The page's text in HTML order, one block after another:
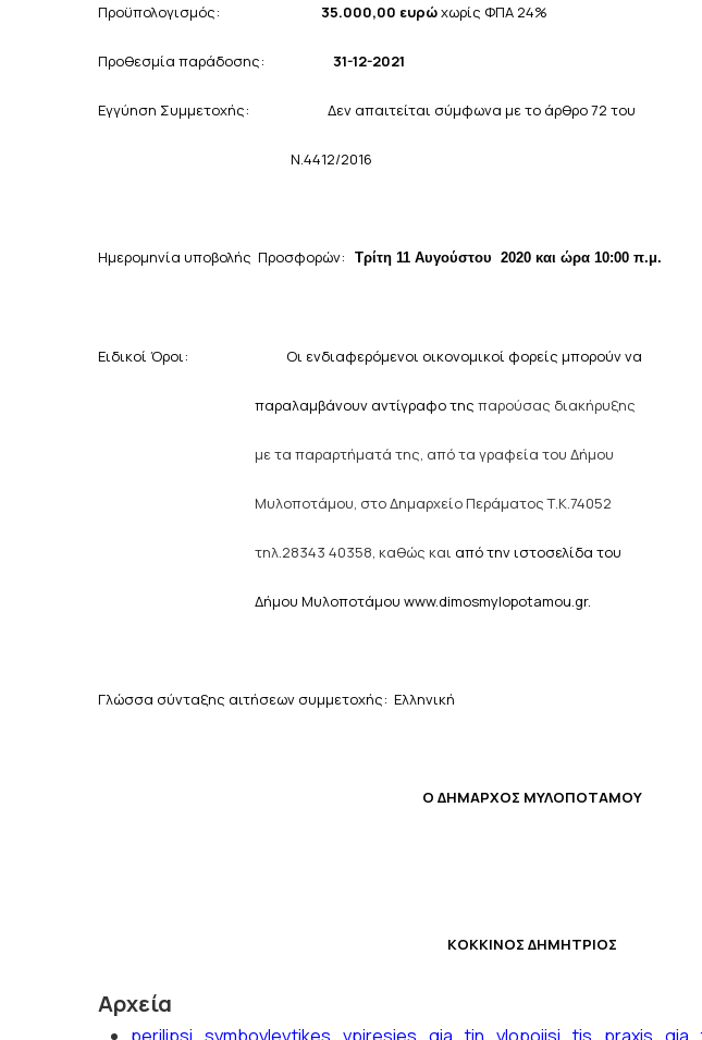
Προϋπολογισμός: 35.000,00 ευρώχωρίς ΦΠΑ 24%
Προθεσμία παράδοσης: 31-12-2021
Εγγύηση Συμμετοχής: Δεν απαιτείται σύμφωνα με το άρθρο 72 του
Ν.4412/2016
Ημερομηνία υποβολής Προσφορών: Τρίτη 11 Αυγούστου 2020 και ώρα 10:00 π.μ.
Ειδικοί Όροι: Οι ενδιαφερόμενοι οικονομικοί φορείς μπορούν να
παραλαμβάνουν αντίγραφο της παρούσας διακήρυξης
μετα παραρτήματά της, από τα γραφεία του Δήμου
Μυλοποτάμου, στο Δημαρχείο Περάματος Τ.Κ.74052
τηλ.28343 40358, καθώς και από την ιστοσελίδα του
Δήμου Μυλοποτάμου www.dimosmylopotamou.gr.
Γλώσσα σύνταξης αιτήσεων συμμετοχής: Ελληνική
Ο ΔΗΜΑΡΧΟΣ ΜΥΛΟΠΟΤΑΜΟΥ
ΚΟΚΚΙΝΟΣ ΔΗΜΗΤΡΙΟΣ
Αρχεία